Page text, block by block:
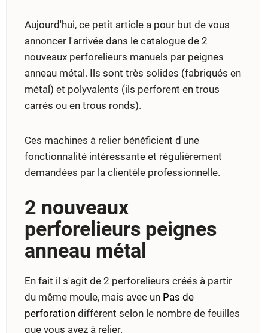
Aujourd'hui, ce petit article a pour but de vous
annoncer l'arrivée dans le catalogue de 2
nouveaux perforelieurs manuels par peignes
anneau métal. Ils sont très solides (fabriqués en
métal) et polyvalents (ils perforent en trous
carrés ou en trous ronds).
Ces machines à relier bénéficient d'une
fonctionnalité intéressante et régulièrement
demandées par la clientèle professionnelle.
2 nouveaux
perforelieurs peignes
anneau métal
En fait il s'agit de 2 perforelieurs créés à partir
du même moule, mais avec un Pas de
perforation différent selon le nombre de feuilles
que vous avez à relier.